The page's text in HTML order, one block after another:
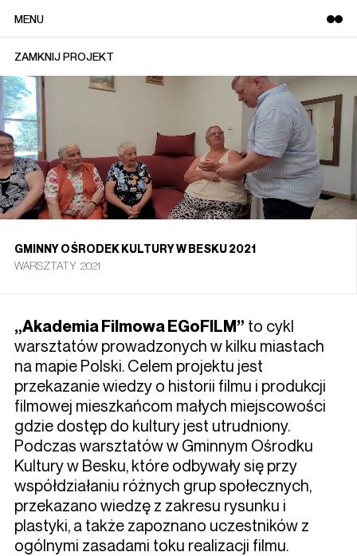
HOME
ZAMKNIJ PROJEKT
GMINNY OŚRODEK KULTURY W BESKU 2021
WARSZTATY 2021
„Akademia Filmowa EGoFILM” to cykl
warsztatów prowadzonych w kilku miastach
na mapie Polski. Celem projektu jest
przekazanie wiedzy o historii filmu i produkcji
filmowej mieszkańcom małych miejscowości
gdzie dostęp do kultury jest utrudniony.
Podczas warsztatów w Gminnym Ośrodku
Kultury w Besku, które odbywały się przy
współdziałaniu różnych grup społecznych,
przekazano wiedzę z zakresu rysunku i
plastyki, a także zapoznano uczestników z
ogólnymi zasadami toku realizacji filmu.